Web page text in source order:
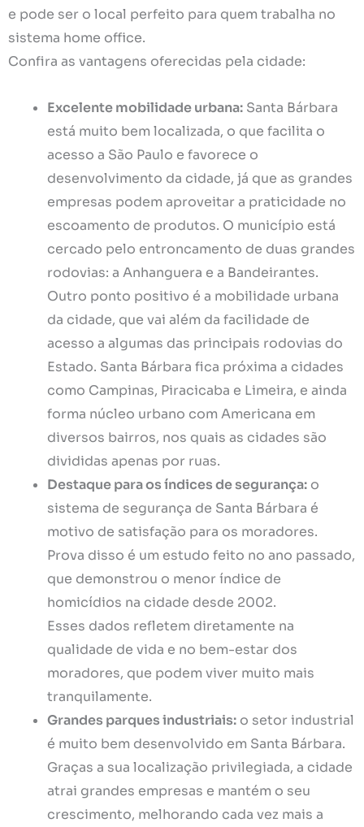
e pode ser o local perfeito para quem trabalha no
sistema home office.
Confira as vantagens oferecidas pela cidade:
Excelente mobilidade urbana: Santa Bárbara
está muito bem localizada, o que facilita o
acesso a São Paulo e favorece o
desenvolvimento da cidade, já que as grandes
empresas podem aproveitar a praticidade no
escoamento de produtos. O município está
cercado pelo entroncamento de duas grandes
rodovias: a Anhanguera e a Bandeirantes.
Outro ponto positivo é a mobilidade urbana
da cidade, que vai além da facilidade de
acesso a algumas das principais rodovias do
Estado. Santa Bárbara fica próxima a cidades
como Campinas, Piracicaba e Limeira, e ainda
forma núcleo urbano com Americana em
diversos bairros, nos quais as cidades são
divididas apenas por ruas.
Destaque para os índices de segurança: o
sistema de segurança de Santa Bárbara é
motivo de satisfação para os moradores.
Prova disso é um estudo feito no ano passado,
que demonstrou o menor índice de
homicídios na cidade desde 2002.
Esses dados refletem diretamente na
qualidade de vida e no bem-estar dos
moradores, que podem viver muito mais
tranquilamente.
Grandes parques industriais: o setor industrial
é muito bem desenvolvido em Santa Bárbara.
Graças a sua localização privilegiada, a cidade
atrai grandes empresas e mantém o seu
crescimento, melhorando cada vez mais a